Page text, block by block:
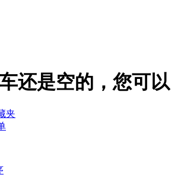
还是空的，您可以
夹